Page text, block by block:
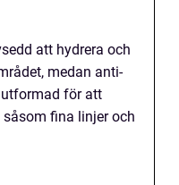
att hydrera och
medan anti-
för att
fina linjer och